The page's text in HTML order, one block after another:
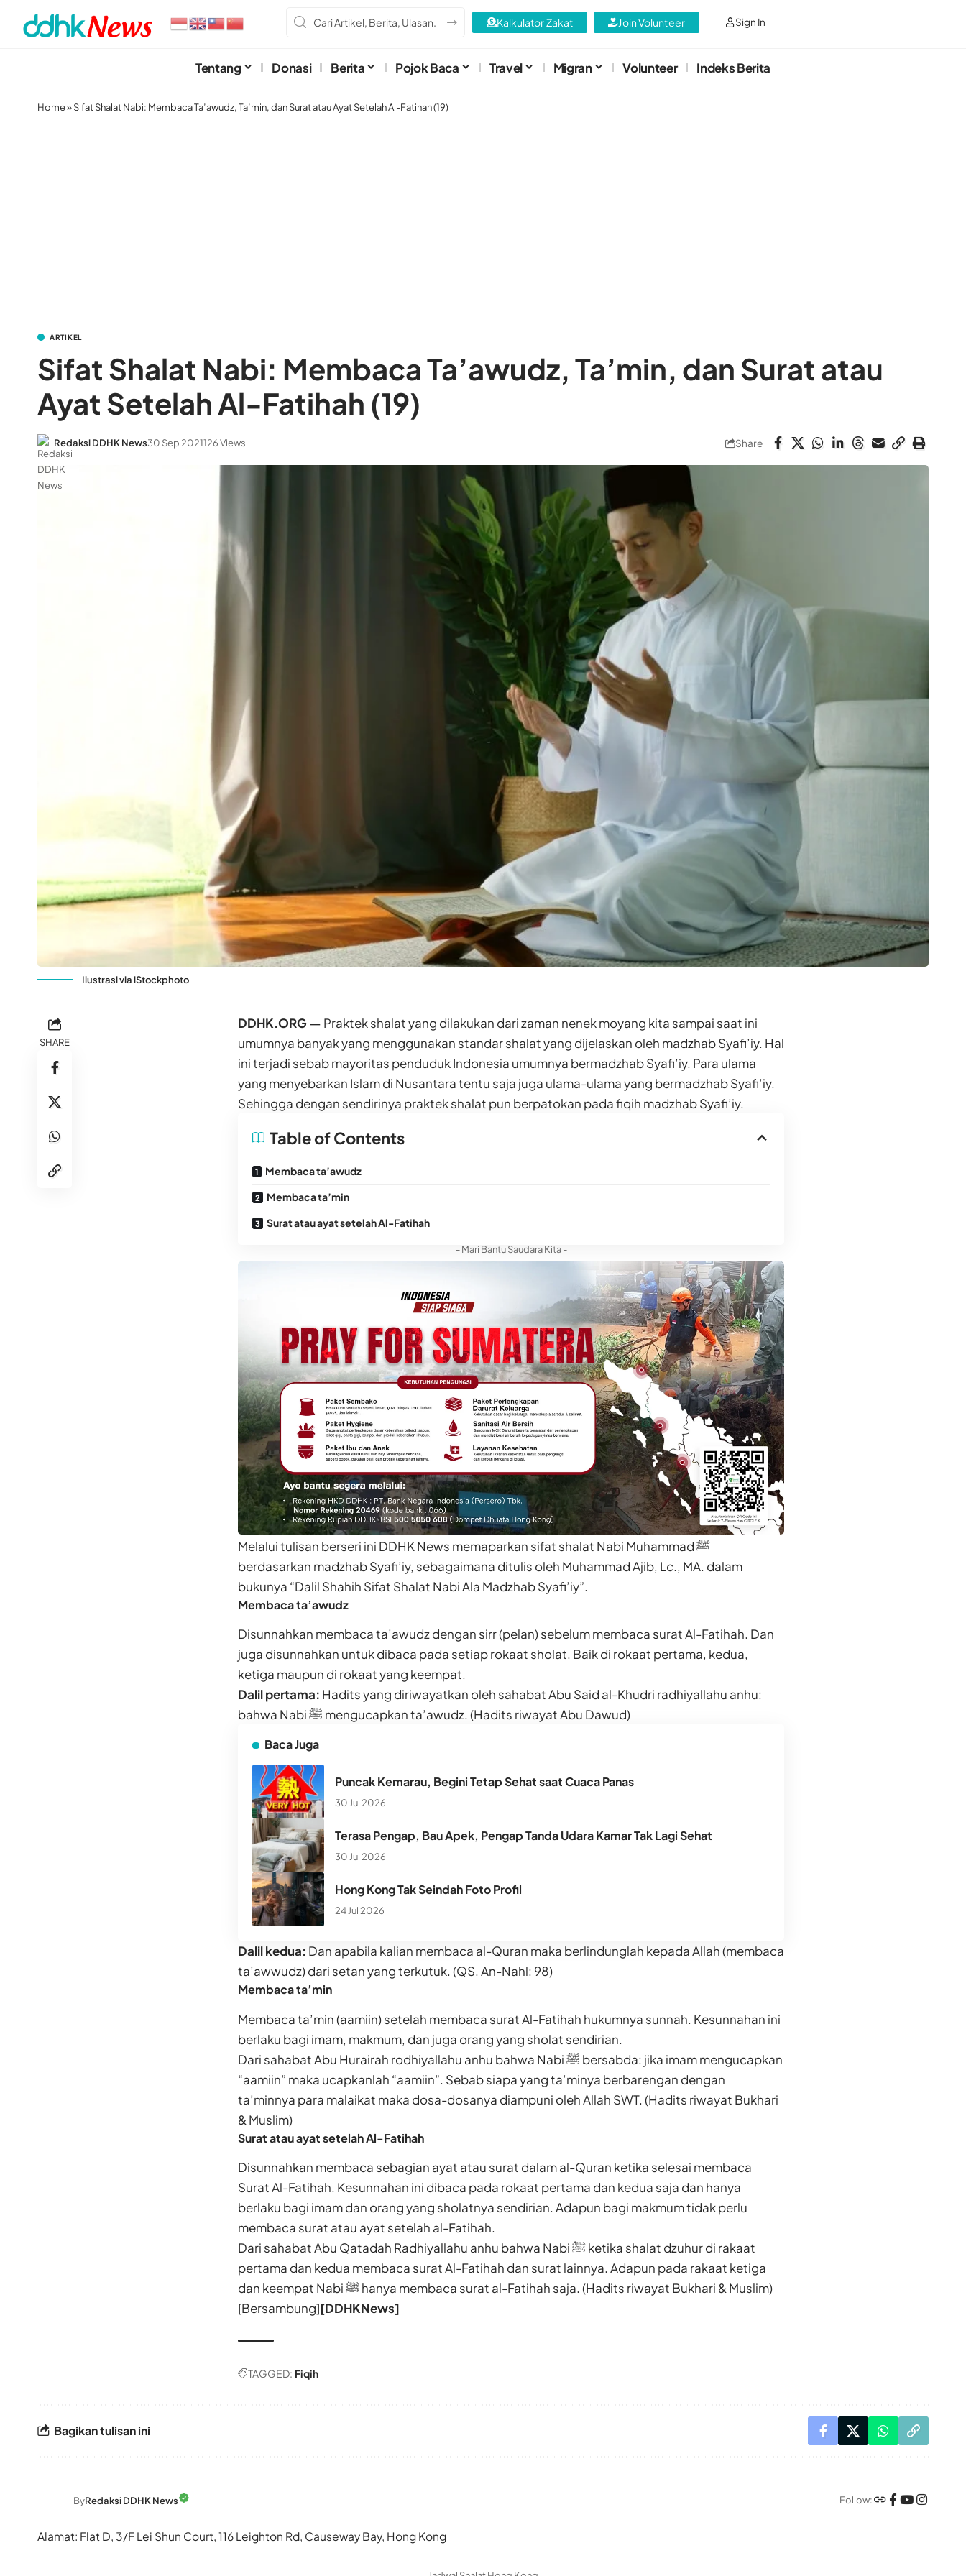
Sign In
Kalkulator Zakat Join Volunteer
Tentang Donasi Berita Pojok Baca Travel Migran Volunteer Indeks Berita
Home»Sifat Shalat Nabi: Membaca Ta’awudz, Ta’min, dan Surat atau Ayat Setelah Al-Fatihah (19)
ARTIKEL
Sifat Shalat Nabi: Membaca Ta’awudz, Ta’min, dan Surat atau
Ayat Setelah Al-Fatihah (19)
Redaksi DDHK News30 Sep 2021126 Views Share
Ilustrasi via iStockphoto
SHARE
DDHK.ORG — Praktek shalat yang dilakukan dari zaman nenek moyang kita sampai saat ini
umumnya banyak yang menggunakan standar shalat yang dijelaskan oleh madzhab Syafi’iy. Hal
ini terjadi sebab mayoritas penduduk Indonesia umumnya bermadzhab Syafi’iy. Para ulama
yang menyebarkan Islam di Nusantara tentu saja juga ulama-ulama yang bermadzhab Syafi’iy.
Sehingga dengan sendirinya praktek shalat pun berpatokan pada fiqih madzhab Syafi’iy.
Table of Contents
Membaca ta’awudz
Membaca ta’min
Surat atau ayat setelah Al-Fatihah
- Mari Bantu Saudara Kita -
Melalui tulisan berseri ini DDHK News memaparkan sifat shalat Nabi Muhammad ﷺ
berdasarkan madzhab Syafi’iy, sebagaimana ditulis oleh Muhammad Ajib, Lc., MA. dalam
bukunya “Dalil Shahih Sifat Shalat Nabi Ala Madzhab Syafi’iy”.
Membaca ta’awudz
Disunnahkan membaca ta’awudz dengan sirr (pelan) sebelum membaca surat Al-Fatihah. Dan
juga disunnahkan untuk dibaca pada setiap rokaat sholat. Baik di rokaat pertama, kedua,
ketiga maupun di rokaat yang keempat.
Dalil pertama: Hadits yang diriwayatkan oleh sahabat Abu Said al-Khudri radhiyallahu anhu:
bahwa Nabi ﷺ mengucapkan ta’awudz. (Hadits riwayat Abu Dawud)
Baca Juga
Puncak Kemarau, Begini Tetap Sehat saat Cuaca Panas
30 Jul 2026
Terasa Pengap, Bau Apek, Pengap Tanda Udara Kamar Tak Lagi Sehat
30 Jul 2026
Hong Kong Tak Seindah Foto Profil
24 Jul 2026
Dalil kedua: Dan apabila kalian membaca al-Quran maka berlindunglah kepada Allah (membaca
ta’awwudz) dari setan yang terkutuk. (QS. An-Nahl: 98)
Membaca ta’min
Membaca ta’min (aamiin) setelah membaca surat Al-Fatihah hukumnya sunnah. Kesunnahan ini
berlaku bagi imam, makmum, dan juga orang yang sholat sendirian.
Dari sahabat Abu Hurairah rodhiyallahu anhu bahwa Nabi ﷺ bersabda: jika imam mengucapkan
“aamiin” maka ucapkanlah “aamiin”. Sebab siapa yang ta’minya berbarengan dengan
ta’minnya para malaikat maka dosa-dosanya diampuni oleh Allah SWT. (Hadits riwayat Bukhari
& Muslim)
Surat atau ayat setelah Al-Fatihah
Disunnahkan membaca sebagian ayat atau surat dalam al-Quran ketika selesai membaca
Surat Al-Fatihah. Kesunnahan ini dibaca pada rokaat pertama dan kedua saja dan hanya
berlaku bagi imam dan orang yang sholatnya sendirian. Adapun bagi makmum tidak perlu
membaca surat atau ayat setelah al-Fatihah.
Dari sahabat Abu Qatadah Radhiyallahu anhu bahwa Nabi ﷺ ketika shalat dzuhur di rakaat
pertama dan kedua membaca surat Al-Fatihah dan surat lainnya. Adapun pada rakaat ketiga
dan keempat Nabi ﷺ hanya membaca surat al-Fatihah saja. (Hadits riwayat Bukhari & Muslim)
[Bersambung][DDHKNews]
TAGGED: Fiqih
Bagikan tulisan ini
ByRedaksi DDHK News Follow:
Alamat: Flat D, 3/F Lei Shun Court, 116 Leighton Rd, Causeway Bay, Hong Kong